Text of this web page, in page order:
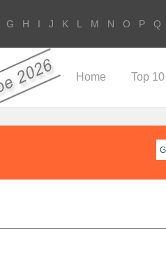
G H I J K L M N O P Q
Home Top 10